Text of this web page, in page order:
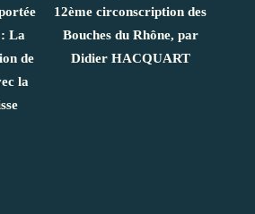
La
de
la
12ème circonscription des
Bouches du Rhône, par
Didier HACQUART